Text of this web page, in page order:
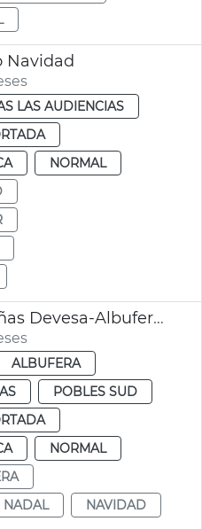
Navidad
LAS AUDIENCIAS
NORMAL
Actividades navideñas Devesa-Albufera València
ALBUFERA
POBLES SUD
NORMAL
NADAL NAVIDAD